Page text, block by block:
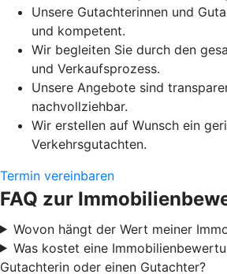
Unsere Gutachterinnen und
und kompetent.
Wir begleiten Sie durch den
und Verkaufsprozess.
Unsere Angebote sind
nachvollziehbar.
Wir erstellen auf Wunsch ein
Verkehrsgutachten.
Termin vereinbaren
FAQ zur
Wovon hängt der Wert meiner
Was kostet eine
Gutachterin oder einen Gutachter?